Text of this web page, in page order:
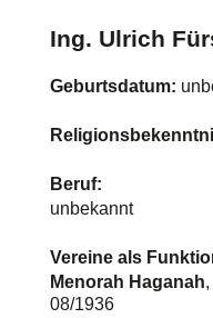
Ing. Ulrich
Geburtsdatum:
Beruf:
unbekannt
Vereine als
Menorah Haganah
08/1936